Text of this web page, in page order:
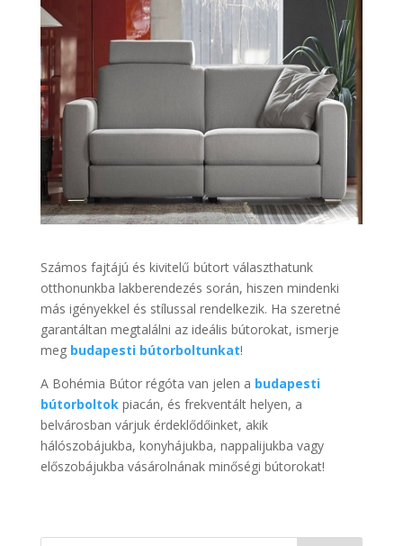
Számos fajtájú és kivitelű bútort választhatunk
otthonunkba lakberendezés során, hiszen mindenki
más igényekkel és stílussal rendelkezik. Ha szeretné
garantáltan megtalálni az ideális bútorokat, ismerje
meg budapesti bútorboltunkat!
A Bohémia Bútor régóta van jelen a budapesti
bútorboltokpiacán, és frekventált helyen, a
belvárosban várjuk érdeklődőinket, akik
hálószobájukba, konyhájukba, nappalijukba vagy
előszobájukba vásárolnának minőségi bútorokat!